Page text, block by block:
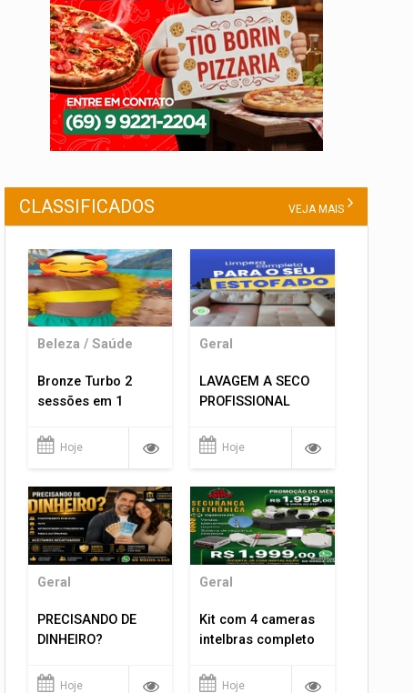
CLASSIFICADOS VEJA MAIS
Beleza / Saúde
Bronze Turbo 2
sessões em 1
Hoje
Geral
LAVAGEM A SECO
PROFISSIONAL
Hoje
Geral
PRECISANDO DE
DINHEIRO?
Hoje
Geral
Kit com 4 cameras
intelbras completo
Hoje